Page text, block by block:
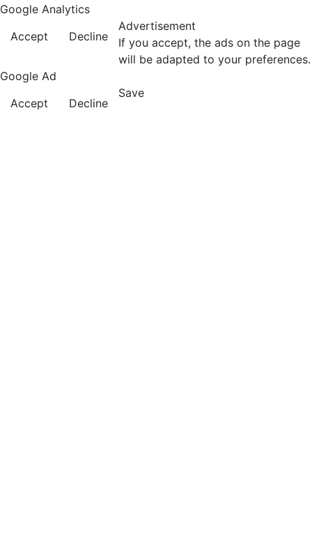
Google Analytics
Accept
Decline
Advertisement
If you accept, the ads on the page
will be adapted to your preferences.
Google Ad
Accept
Decline
Save